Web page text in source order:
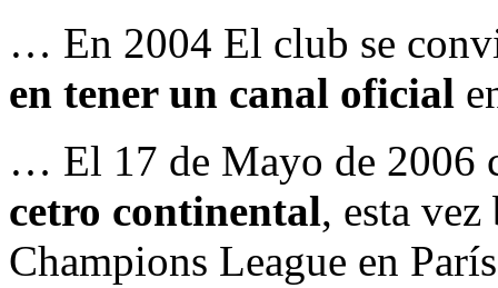
… En 2004 El club se
en tener un canal oficial
… El 17 de Mayo de 2006
cetro continental, esta
Champions League en